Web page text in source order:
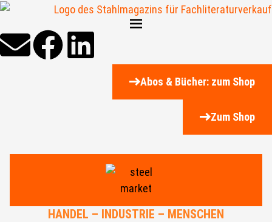
Abos & Bücher: zum Shop
Zum Shop
HANDEL – INDUSTRIE – MENSCHEN